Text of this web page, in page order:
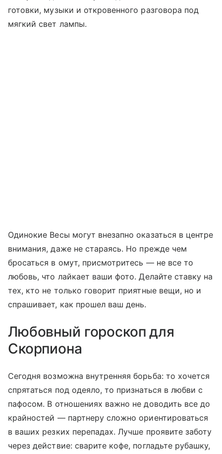
готовки, музыки и откровенного разговора под
мягкий свет лампы.
Одинокие Весы могут внезапно оказаться в центре
внимания, даже не стараясь. Но прежде чем
бросаться в омут, присмотритесь — не все то
любовь, что лайкает ваши фото. Делайте ставку на
тех, кто не только говорит приятные вещи, но и
спрашивает, как прошел ваш день.
Любовный гороскоп для
Скорпиона
Сегодня возможна внутренняя борьба: то хочется
спрятаться под одеяло, то признаться в любви с
пафосом. В отношениях важно не доводить все до
крайностей — партнеру сложно ориентироваться
в ваших резких перепадах. Лучше проявите заботу
через действие: сварите кофе, погладьте рубашку,